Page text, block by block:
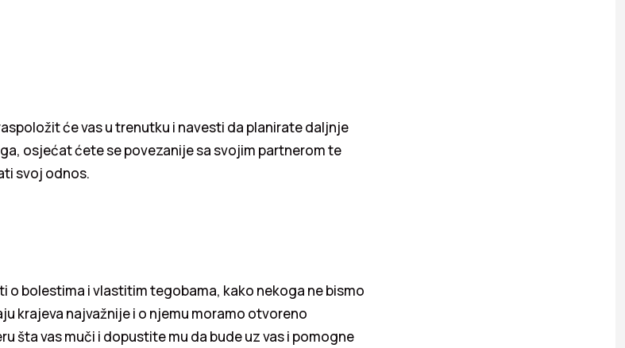
će vas u trenutku i navesti da planirate daljnje
osjećat ćete se povezanije sa svojim partnerom te
svoj odnos.
o bolestima i vlastitim tegobama, kako nekoga ne bismo
krajeva najvažnije i o njemu moramo otvoreno
šta vas muči i dopustite mu da bude uz vas i pomogne